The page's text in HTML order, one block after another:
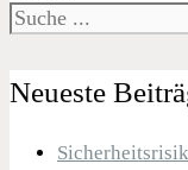
Neueste